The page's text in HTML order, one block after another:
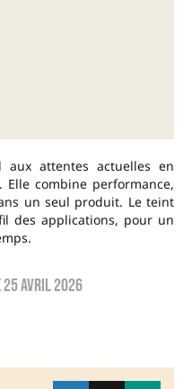
aux attentes actuelles en
combine performance,
un seul produit. Le teint
des applications, pour un
25 avril 2026